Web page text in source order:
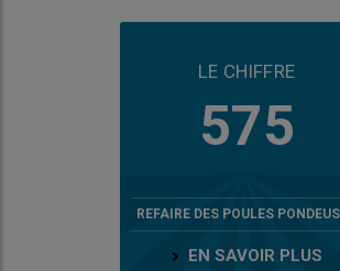
LE CHIFFRE
575
REFAIRE DES POULES
EN SAVOIR PLUS